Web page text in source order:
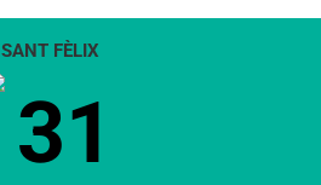
SANT FÈLIX
31